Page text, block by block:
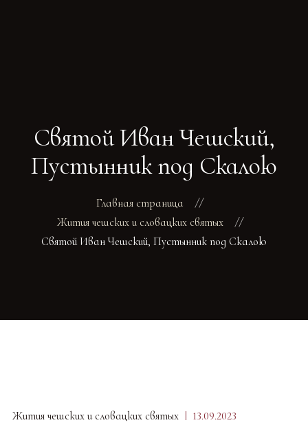
ТРЕБЫ
О ПОДВОРЬЕ
НОВОСТИ
КОНТАКТЫ
Святой Иван Чешский,
Пустынник под Скалою
Главная страница
Жития чешских и словацких святых
Святой Иван Чешский, Пустынник под Скалою
Жития чешских и словацких святых 13.09.2023